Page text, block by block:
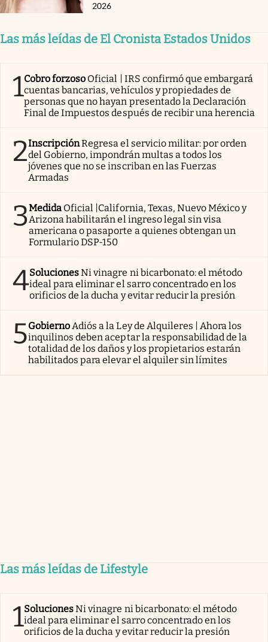
2026
Las más leídas de El Cronista Estados Unidos
1Cobro forzoso Oficial | IRS confirmó que embargará
cuentas bancarias, vehículos y propiedades de
personas que no hayan presentado la Declaración
Final de Impuestos después de recibir una herencia
2InscripciónRegresa el servicio militar: por orden
del Gobierno, impondrán multas a todos los
jóvenes que no se inscriban en las Fuerzas
Armadas
3Medida Oficial |California, Texas, Nuevo México y
Arizona habilitarán el ingreso legal sin visa
americana o pasaporte a quienes obtengan un
Formulario DSP-150
4SolucionesNi vinagre ni bicarbonato: el método
ideal para eliminar el sarro concentrado en los
orificios de la ducha y evitar reducir la presión
5GobiernoAdiós a la Ley de Alquileres | Ahora los
inquilinos deben aceptar la responsabilidad de la
totalidad de los daños y los propietarios estarán
habilitados para elevar el alquiler sin límites
Las más leídas de Lifestyle
1SolucionesNi vinagre ni bicarbonato: el método
ideal para eliminar el sarro concentrado en los
orificios de la ducha y evitar reducir la presión